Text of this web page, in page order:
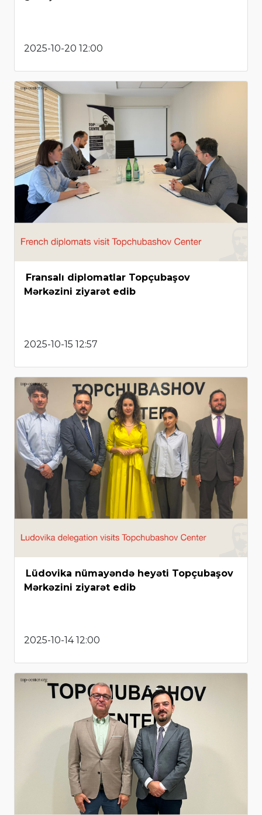
2025-10-20 12:00
Fransalı diplomatlar Topçubaşov
Mərkəzini ziyarət edib
2025-10-15 12:57
Lüdovika nümayəndə heyəti Topçubaşov
Mərkəzini ziyarət edib
2025-10-14 12:00